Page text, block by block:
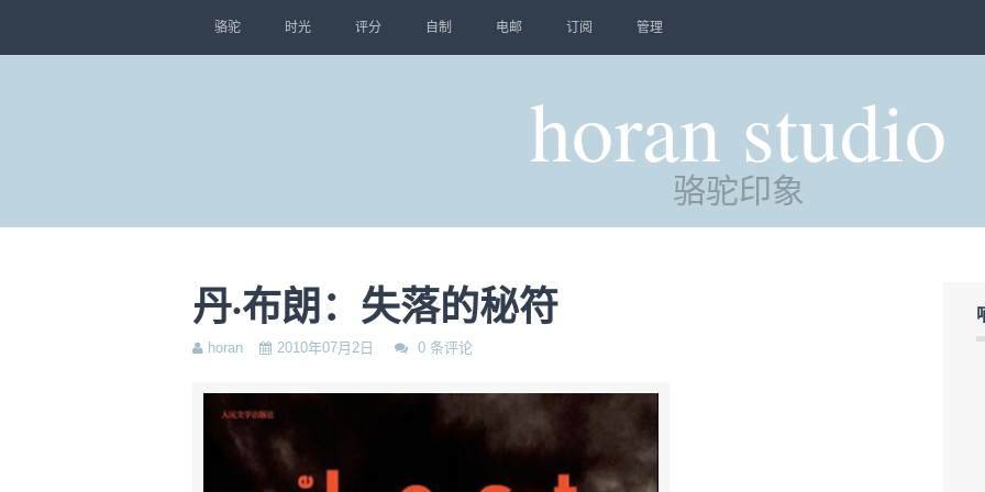
骆驼 时光 评分 自制 电邮 订阅 管理
horan studio
骆驼印象
丹·布朗：失落的秘符
horan 2010年07月2日 0 条评论